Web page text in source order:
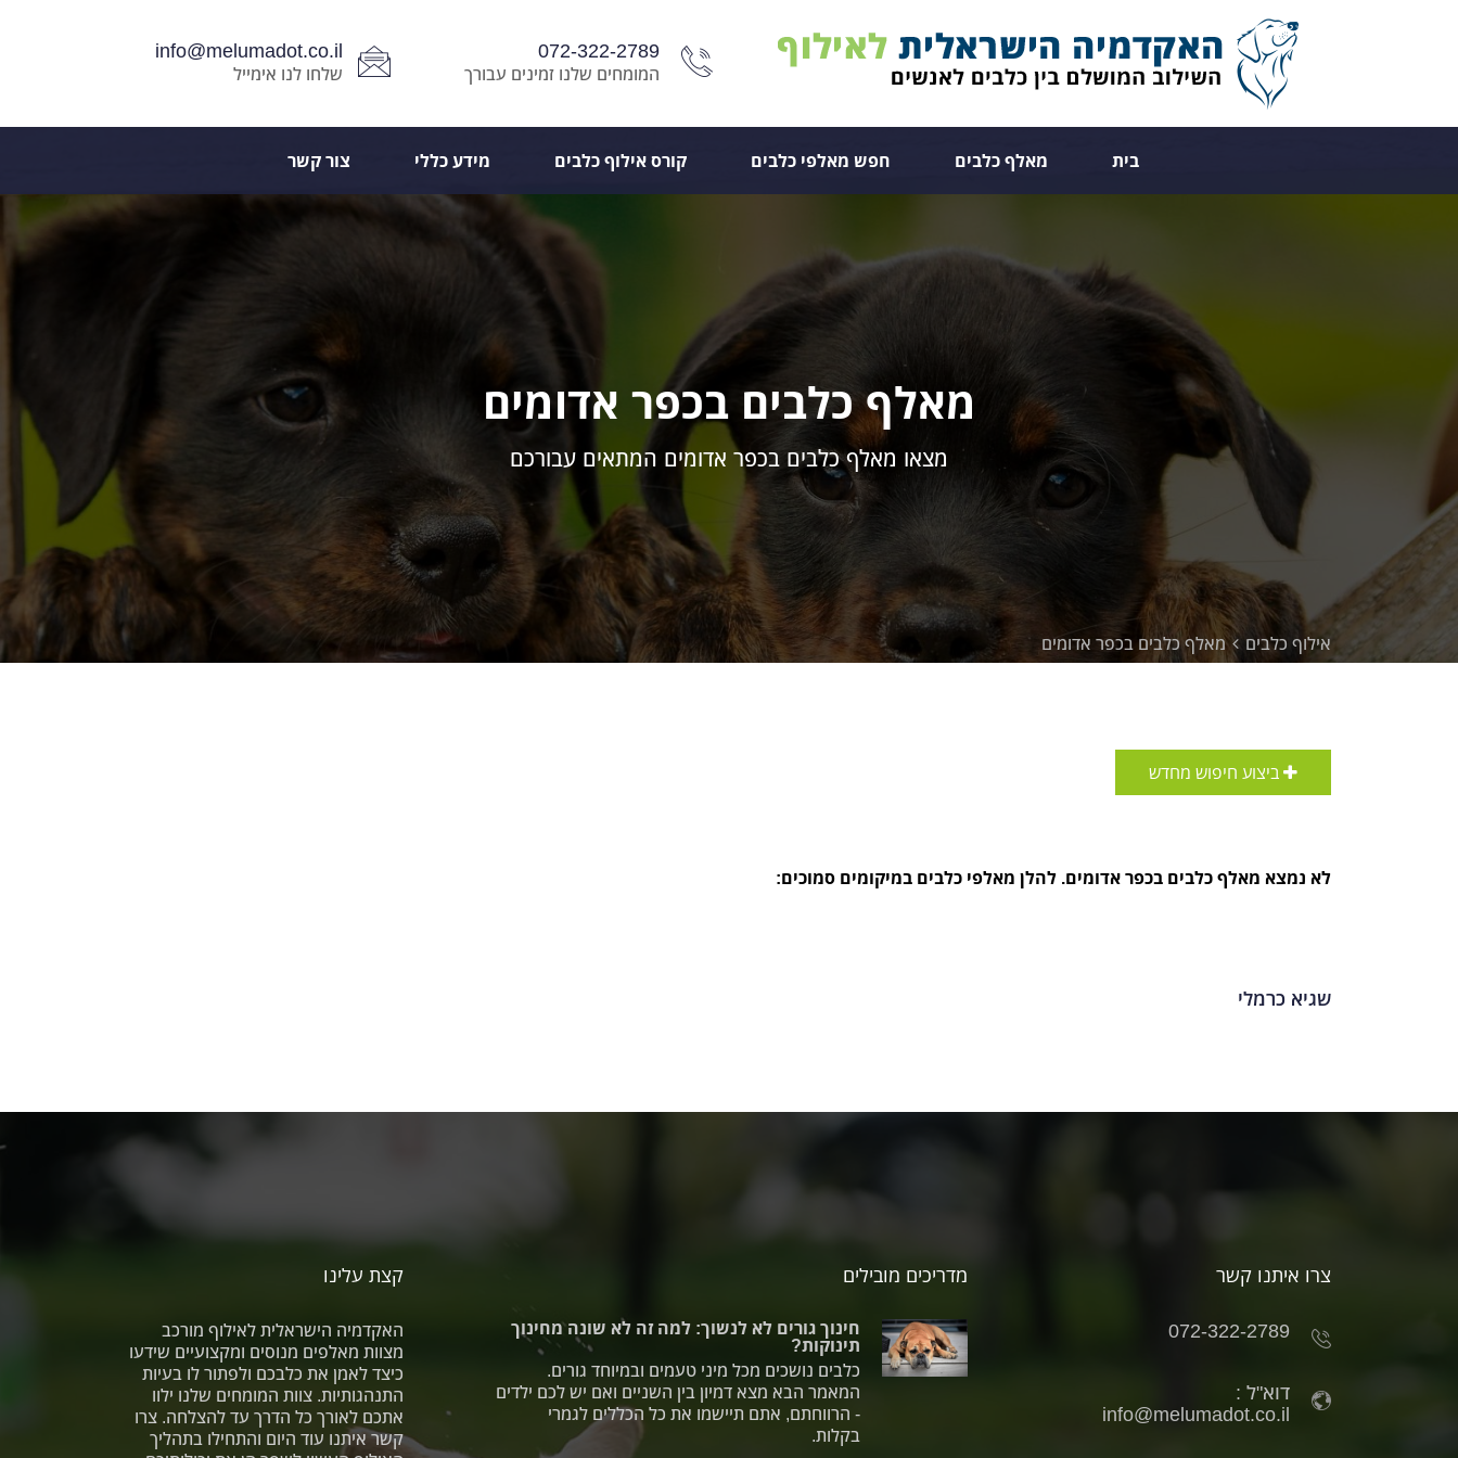
072-322-2789
המומחים שלנו זמינים עבורך
info@melumadot.co.il
שלחו לנו אימייל
בית מאלף כלבים חפש מאלפי כלבים קורס אילוף כלבים מידע כללי צור קשר
מאלף כלבים בכפר אדומים
מצאו מאלף כלבים בכפר אדומים המתאים עבורכם
אילוף כלבים מאלף כלבים בכפר אדומים
ביצוע חיפוש מחדש
לא נמצא מאלף כלבים בכפר אדומים. להלן מאלפי כלבים במיקומים סמוכים:
שגיא כרמלי
צרו איתנו קשר
072-322-2789
דוא"ל :
info@melumadot.co.il
מדריכים מובילים
חינוך גורים לא לנשוך: למה זה לא שונה מחינוך
תינוקות?
כלבים נושכים מכל מיני טעמים ובמיוחד גורים.
המאמר הבא מצא דמיון בין השניים ואם יש לכם ילדים
- הרווחתם, אתם תיישמו את כל הכללים לגמרי
בקלות.
קצת עלינו
האקדמיה הישראלית לאילוף מורכב
מצוות מאלפים מנוסים ומקצועיים שידעו
כיצד לאמן את כלבכם ולפתור לו בעיות
התנהגותיות. צוות המומחים שלנו ילוו
אתכם לאורך כל הדרך עד להצלחה. צרו
קשר איתנו עוד היום והתחילו בתהליך